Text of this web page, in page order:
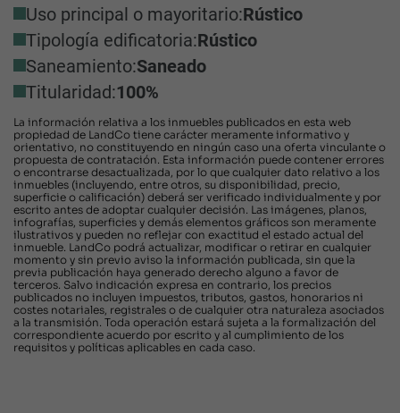
Uso principal o mayoritario:Rústico
Tipología edificatoria:Rústico
Saneamiento:Saneado
Titularidad:100%
La información relativa a los inmuebles publicados en esta web
propiedad de LandCo tiene carácter meramente informativo y
orientativo, no constituyendo en ningún caso una oferta vinculante o
propuesta de contratación. Esta información puede contener errores
o encontrarse desactualizada, por lo que cualquier dato relativo a los
inmuebles (incluyendo, entre otros, su disponibilidad, precio,
superficie o calificación) deberá ser verificado individualmente y por
escrito antes de adoptar cualquier decisión. Las imágenes, planos,
infografías, superficies y demás elementos gráficos son meramente
ilustrativos y pueden no reflejar con exactitud el estado actual del
inmueble. LandCo podrá actualizar, modificar o retirar en cualquier
momento y sin previo aviso la información publicada, sin que la
previa publicación haya generado derecho alguno a favor de
terceros. Salvo indicación expresa en contrario, los precios
publicados no incluyen impuestos, tributos, gastos, honorarios ni
costes notariales, registrales o de cualquier otra naturaleza asociados
a la transmisión. Toda operación estará sujeta a la formalización del
correspondiente acuerdo por escrito y al cumplimiento de los
requisitos y políticas aplicables en cada caso.